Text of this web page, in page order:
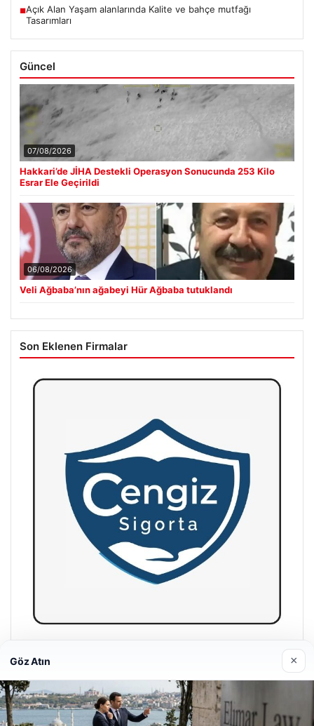
■Açık Alan Yaşam alanlarında Kalite ve bahçe mutfağı
Tasarımları
Güncel
07/08/2026
Hakkari’de JİHA Destekli Operasyon Sonucunda 253 Kilo
Esrar Ele Geçirildi
06/08/2026
Veli Ağbaba’nın ağabeyi Hür Ağbaba tutuklandı
Son Eklenen Firmalar
Hastaş Beton
Göz Atın ×